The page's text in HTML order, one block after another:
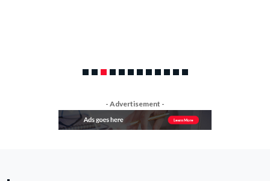
- Advertisement -